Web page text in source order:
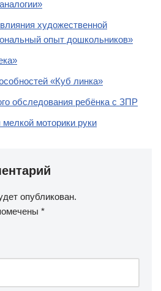
художественной
опыт дошкольников»
«Куб линка»
обследования ребёнка с ЗПР
мелкой моторики руки
опубликован.
*